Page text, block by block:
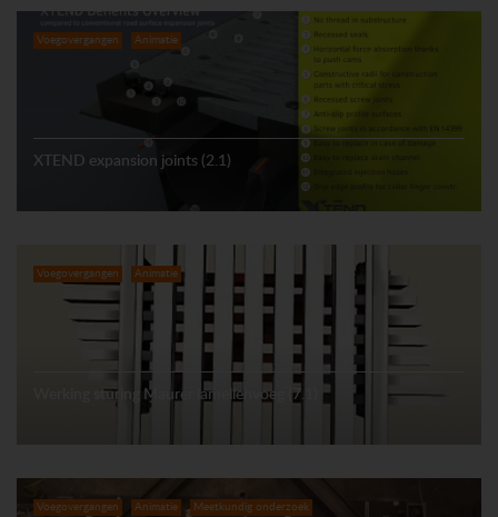
Voegovergangen Animatie
XTEND expansion joints (2.1)
Voegovergangen Animatie
Werking sturing Maurer lamellenvoeg (7.1)
Voegovergangen Animatie Meetkundig onderzoek